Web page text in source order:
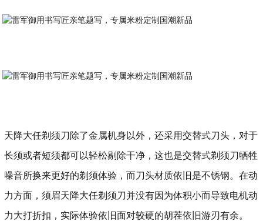
天降大任剃须刀除了金属机身以外，还采用交替式刀头，对于
长须或者短须都可以轻松剔除干净，这也是交替式剃须刀牺牲
噪音所换来更好的剃须体验，而刀头材质依旧是不锈钢。在动
力方面，须眉天降大任剃须刀并没有因为体积小而导致电机动
力大打折扣，实际体验依旧面对较硬的胡茬依旧游刃有余。